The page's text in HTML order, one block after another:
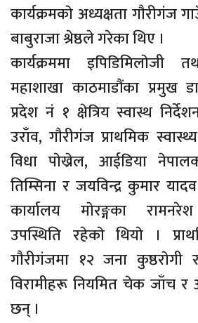
कार्यक्रमकाे अध्यक्षता गाैरीगंज
बाबुराजा श्रेष्ठले गरेका थिए ।
कार्यक्रममा इपिडिमिलाेजी
महाशाखा काठमाडौंका प्रमुख
प्रदेश नं १ क्षेत्रिय स्वास्थ
उराँव, गाैरीगंज प्राथमिक
विधा पाेख्रेल, आईडिया
तिम्सिना र जयविन्द्र कुमार
कार्यालय माेरङ्गका
उपस्थिति रहेकाे थियाे ।
गाैरीगंजमा १२ जना कुष्ठराेगी
विरामीहरू नियमित चेक जाँच
छन् ।